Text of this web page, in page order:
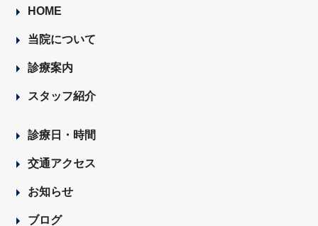
HOME
当院について
診療案内
スタッフ紹介
診療日・時間
交通アクセス
お知らせ
ブログ